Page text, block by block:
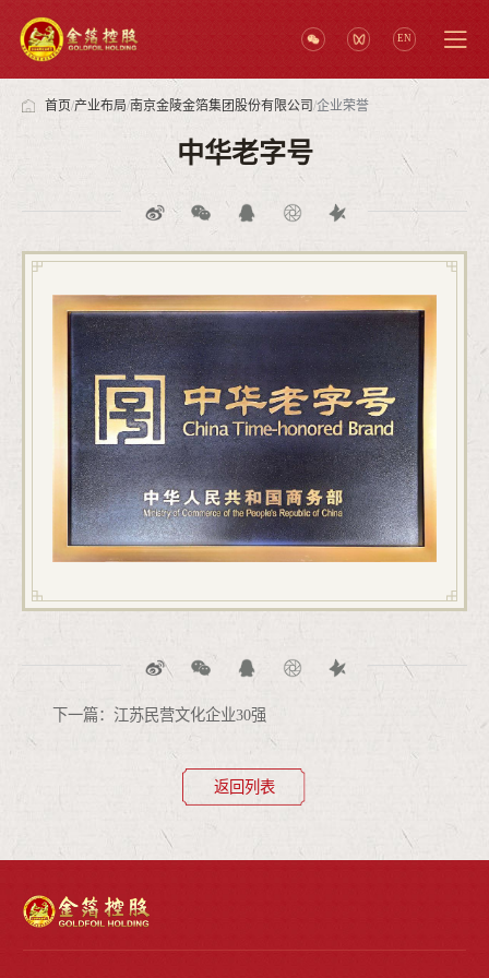
EN
首页/产业布局/南京金陵金箔集团股份有限公司/企业荣誉
中华老字号
下一篇：江苏民营文化企业30强
返回列表